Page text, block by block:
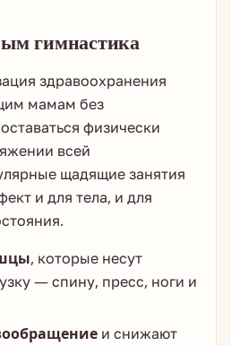
гимнастика
здравоохранения
мамам без
физически
всей
щадящие занятия
и для тела, и для
, которые несут
— спину, пресс, ноги и
и снижают